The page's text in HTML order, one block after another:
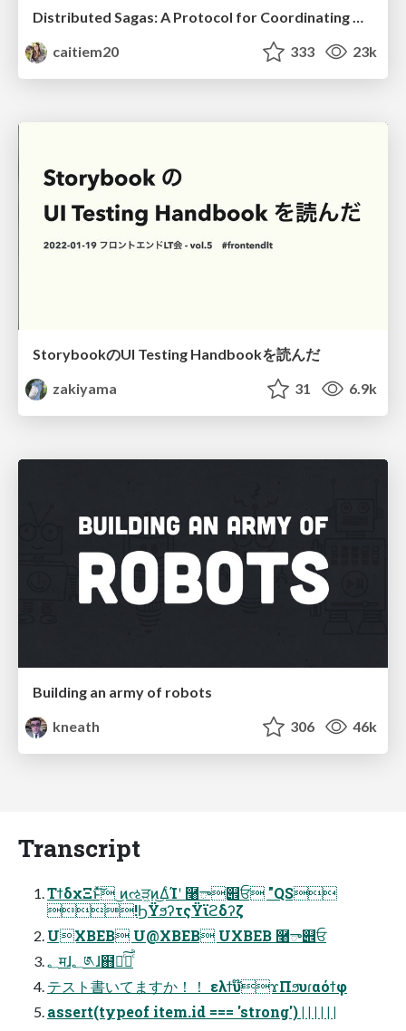
Distributed Sagas: A Protocol for Coordinating Microservices
caitiem20
333 23k
StorybookのUI Testing Handbookを読んだ
zakiyama
31 6.9k
Building an army of robots
kneath
306 46k
Transcript
ΤϯδχΞͱͯ͠ ͜ͷઌੜ͖ͷ͜ΔͨΊʹ ࿨ా୎ਓ "QS
!ϦΫϧʔτςΫϊϩδʔζ
UXBEB U@XBEB UXBEB ࿨ా୎ਓ
؂मɺ؂༁ɺ຋༁ͨ͠ຊͨͪ
テスト書いてますか！！ ελϯυ໊ϫΠϧυɾαόϯφ
assert(typeof item.id === 'strong') | | | | | |